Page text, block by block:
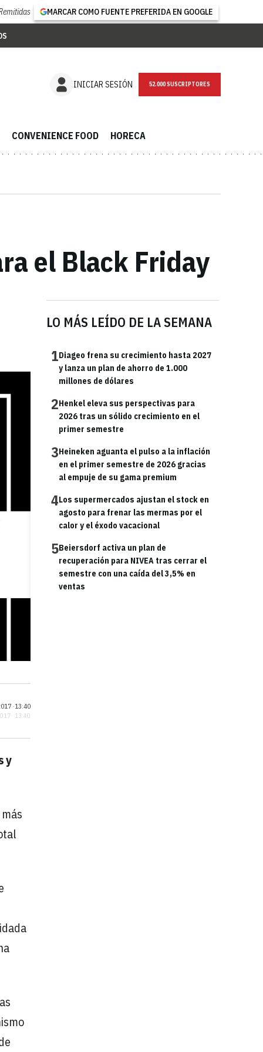
MARCAR COMO FUENTE PREFERIDA EN GOOGLE
INICIAR SESIÓN NEWSLETTER
CONVENIENCE FOOD HORECA
el Black Friday
LO MÁS LEÍDO DE LA SEMANA
1Diageo frena su crecimiento hasta 2027
y lanza un plan de ahorro de 1.000
millones de dólares
2Henkel eleva sus perspectivas para
2026 tras un sólido crecimiento en el
primer semestre
3Heineken aguanta el pulso a la inflación
en el primer semestre de 2026 gracias
al empuje de su gama premium
4Los supermercados ajustan el stock en
agosto para frenar las mermas por el
calor y el éxodo vacacional
5Beiersdorf activa un plan de
recuperación para NIVEA tras cerrar el
semestre con una caída del 3,5% en
ventas
·13:40
· 13:40
y